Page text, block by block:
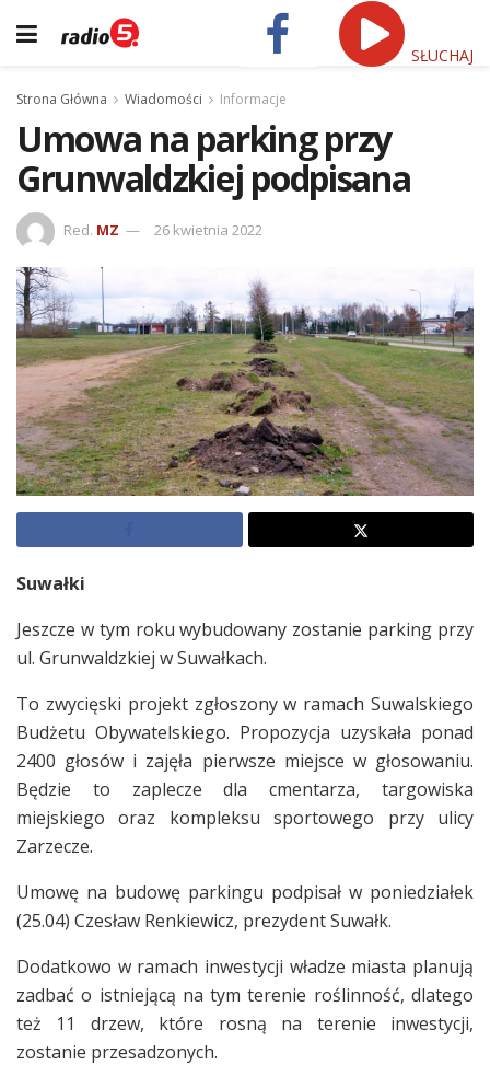
SŁUCHAJ
Strona Główna Wiadomości Informacje
Umowa na parking przy
Grunwaldzkiej podpisana
Red. MZ 26 kwietnia 2022
Suwałki
Jeszcze w tym roku wybudowany zostanie parking przy
ul. Grunwaldzkiej w Suwałkach.
To zwycięski projekt zgłoszony w ramach Suwalskiego
Budżetu Obywatelskiego. Propozycja uzyskała ponad
2400 głosów i zajęła pierwsze miejsce w głosowaniu.
Będzie to zaplecze dla cmentarza, targowiska
miejskiego oraz kompleksu sportowego przy ulicy
Zarzecze.
Umowę na budowę parkingu podpisał w poniedziałek
(25.04) Czesław Renkiewicz, prezydent Suwałk.
Dodatkowo w ramach inwestycji władze miasta planują
zadbać o istniejącą na tym terenie roślinność, dlatego
też 11 drzew, które rosną na terenie inwestycji,
zostanie przesadzonych.